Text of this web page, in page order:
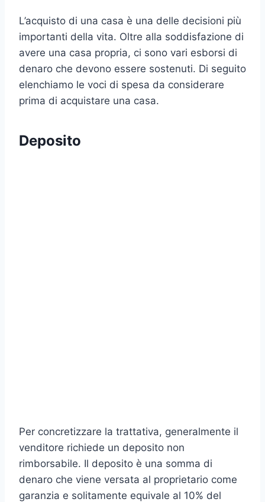
L’acquisto di una casa è una delle decisioni più
importanti della vita. Oltre alla soddisfazione di
avere una casa propria, ci sono vari esborsi di
denaro che devono essere sostenuti. Di seguito
elenchiamo le voci di spesa da considerare
prima di acquistare una casa.
Deposito
Per concretizzare la trattativa, generalmente il
venditore richiede un deposito non
rimborsabile. Il deposito è una somma di
denaro che viene versata al proprietario come
garanzia e solitamente equivale al 10% del